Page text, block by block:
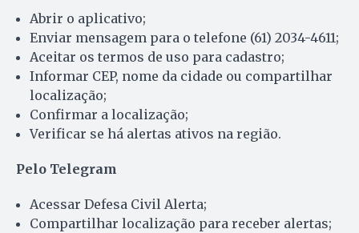
Abrir o aplicativo;
Enviar mensagem para o telefone (61) 2034-4611;
Aceitar os termos de uso para cadastro;
Informar CEP, nome da cidade ou compartilhar
localização;
Confirmar a localização;
Verificar se há alertas ativos na região.
Pelo Telegram
Acessar Defesa Civil Alerta;
Compartilhar localização para receber alertas;